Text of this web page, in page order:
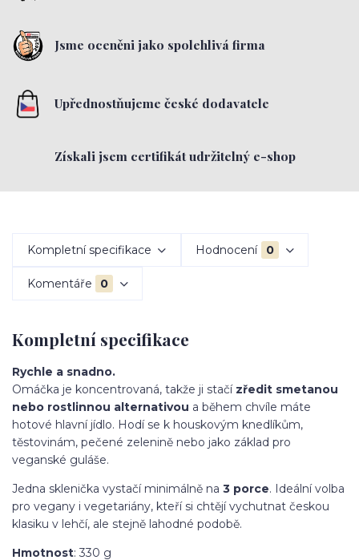
Jsme oceněni jako spolehlivá firma
Upřednostňujeme české dodavatele
Získali jsem certifikát udržitelný e-shop
Kompletní specifikace Hodnocení 0
Komentáře 0
Kompletní specifikace
Rychle a snadno.
Omáčka je koncentrovaná, takže ji stačí zředit smetanou
nebo rostlinnou alternativou a během chvíle máte
hotové hlavní jídlo. Hodí se k houskovým knedlíkům,
těstovinám, pečené zelenině nebo jako základ pro
veganské guláše.
Jedna sklenička vystačí minimálně na 3 porce. Ideální volba
pro vegany i vegetariány, kteří si chtějí vychutnat českou
klasiku v lehčí, ale stejně lahodné podobě.
Hmotnost: 330 g